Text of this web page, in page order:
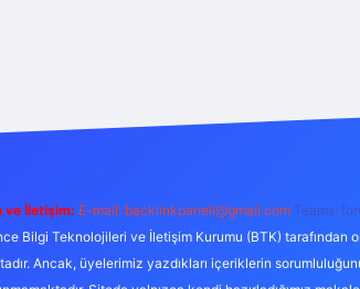
ve İletişim: E-mail: backlinkpaneli@gmail.com Teams:
Bilgi Teknolojileri ve İletişim Kurumu (BTK)
Ancak, üyelerimiz yazdıkları içeriklerin